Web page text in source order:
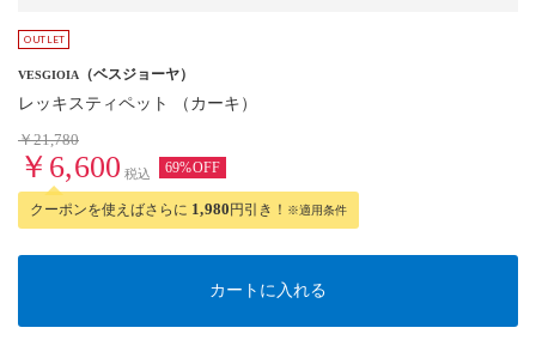
VESGIOIA （ベスジョーヤ）
レッキスティペット （カーキ）
￥21,780
￥6,600 税込 69%OFF
クーポンを使えばさらに 1,980円引き！ ※適用条件
カートに入れる